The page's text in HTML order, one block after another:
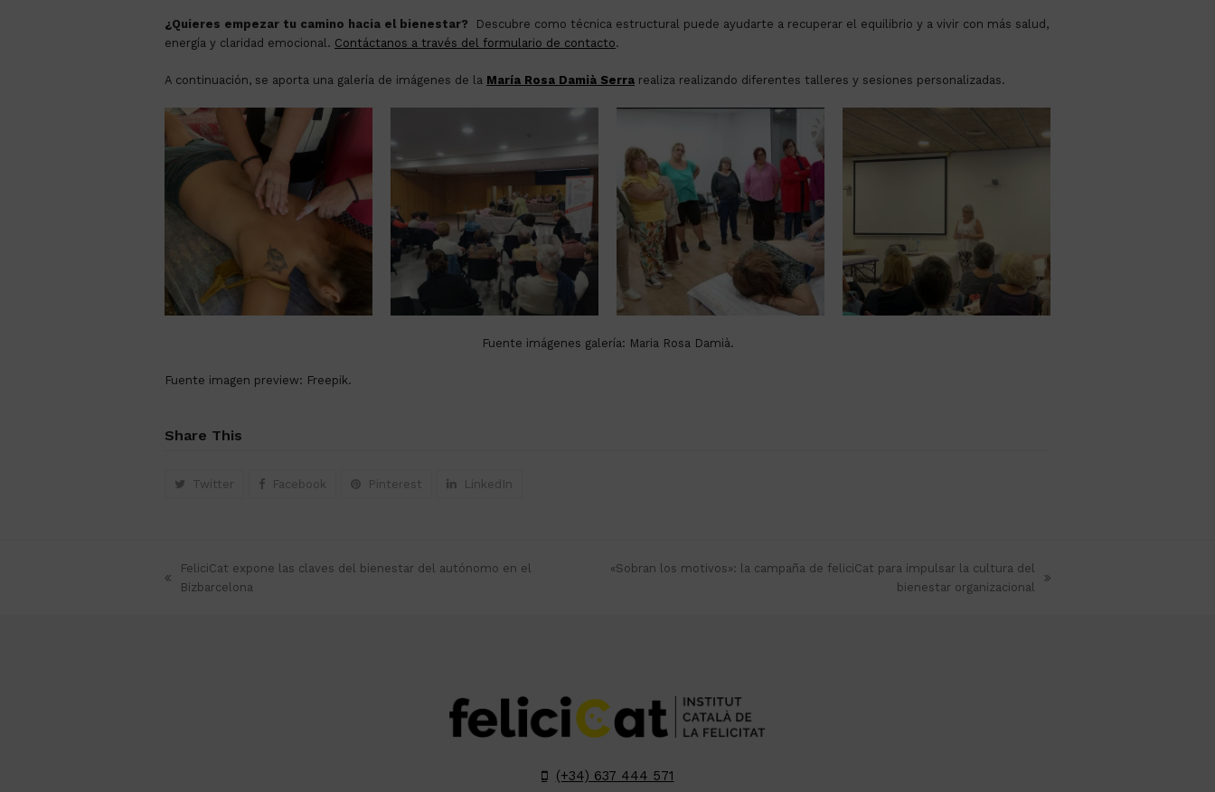
¿Quieres empezar tu camino hacia el bienestar?
Descubre como técnica estructural puede ayudarte a recuperar el equilibrio y a vivir con más salud,
energía y claridad emocional. Contáctanos a través del formulario de contacto.
A continuación, se aporta una galería de imágenes de la María Rosa Damià Serra realiza realizando diferentes talleres y sesiones personalizadas.
Fuente imágenes galería: Maria Rosa Damià.
Fuente imagen preview: Freepik.
Share This
Twitter Facebook Pinterest LinkedIn
previous
FeliciCat expone las claves del bienestar del autónomo en el
Bizbarcelona
«Sobran los motivos»: la campaña de feliciCat para impulsar la cultura del
bienestar organizacional
(+34) 637 444 571